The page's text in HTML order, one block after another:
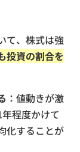
て、株式は強
投資の割合を
：値動きが激
程度かけて
化することが